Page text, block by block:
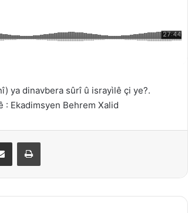
ya dinavbera sûrî û israyìlê çi ye?.
: Ekadimsyen Behrem Xalid
Share via Email Print